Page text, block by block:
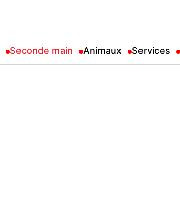
Seconde main Animaux Services